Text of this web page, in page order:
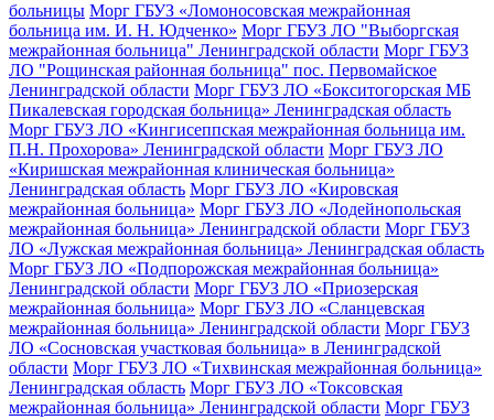
больницы Морг ГБУЗ «Ломоносовская межрайонная
больница им. И. Н. Юдченко» Морг ГБУЗ ЛО "Выборгская
межрайонная больница" Ленинградской области Морг ГБУЗ
ЛО "Рощинская районная больница" пос. Первомайское
Ленинградской области Морг ГБУЗ ЛО «Бокситогорская МБ
Пикалевская городская больница» Ленинградская область
Морг ГБУЗ ЛО «Кингисеппская межрайонная больница им.
П.Н. Прохорова» Ленинградской области Морг ГБУЗ ЛО
«Киришская межрайонная клиническая больница»
Ленинградская область Морг ГБУЗ ЛО «Кировская
межрайонная больница» Морг ГБУЗ ЛО «Лодейнопольская
межрайонная больница» Ленинградской области Морг ГБУЗ
ЛО «Лужская межрайонная больница» Ленинградская область
Морг ГБУЗ ЛО «Подпорожская межрайонная больница»
Ленинградской области Морг ГБУЗ ЛО «Приозерская
межрайонная больница» Морг ГБУЗ ЛО «Сланцевская
межрайонная больница» Ленинградской области Морг ГБУЗ
ЛО «Сосновская участковая больница» в Ленинградской
области Морг ГБУЗ ЛО «Тихвинская межрайонная больница»
Ленинградская область Морг ГБУЗ ЛО «Токсовская
межрайонная больница» Ленинградской области Морг ГБУЗ